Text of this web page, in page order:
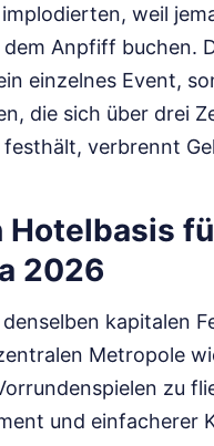
weil
Anpfiff buchen.
einzelnes Event,
die sich über drei
verbrennt
Hotelbasis
2026
kapitalen
Metropole
zu
und einfacherer